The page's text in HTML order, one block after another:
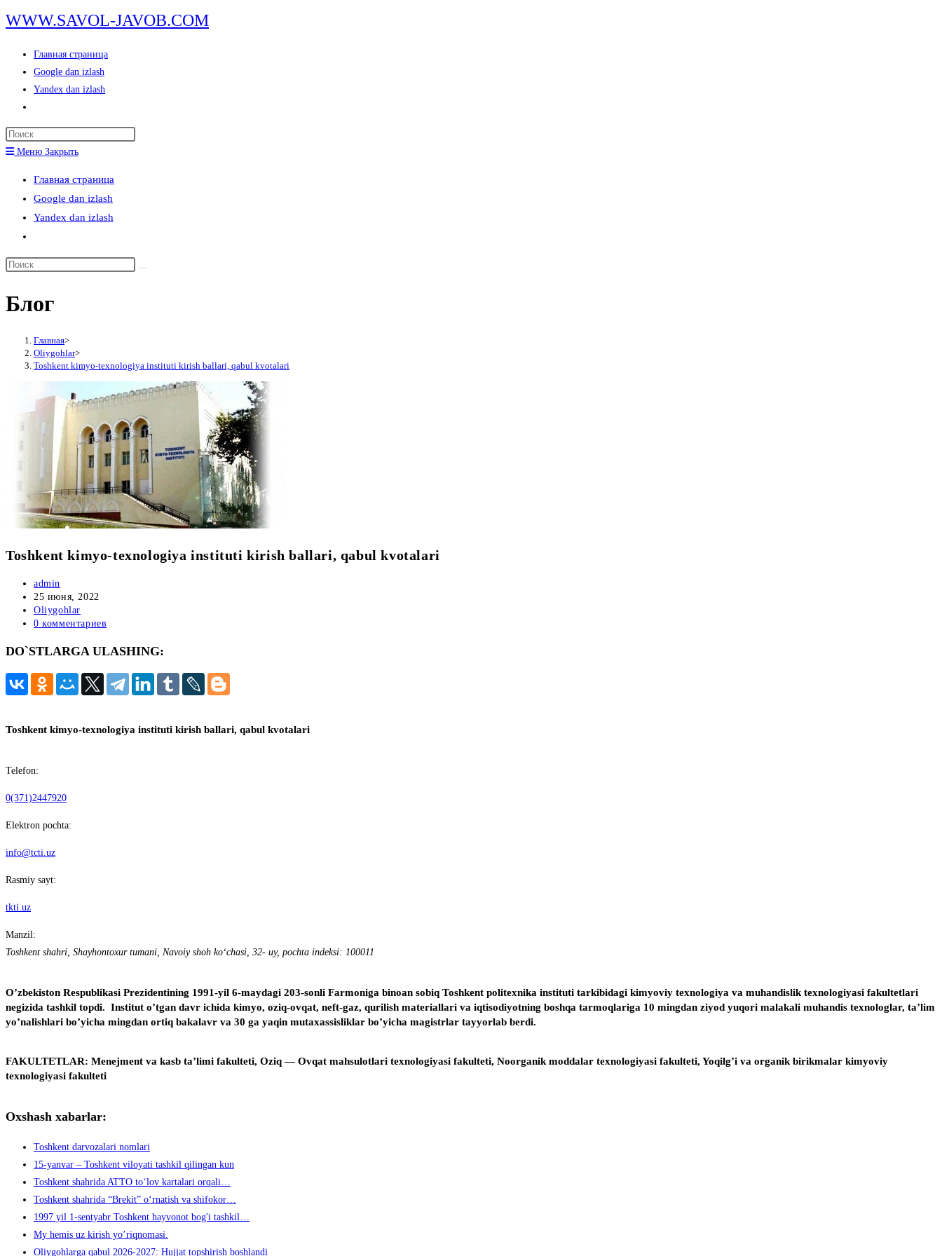
Перейти
к
содержимому
WWW.SAVOL-JAVOB.COM
Главная страница
Google dan izlash
Yandex dan izlash
по
веб-
сайту
Меню Закрыть
Главная страница
Google dan izlash
Yandex dan izlash
по
сайту
Поиск
сайте
Блог
Главная>
Oliygohlar>
Toshkent kimyo-texnologiya instituti kirish ballari, qabul kvotalari
Toshkent kimyo-texnologiya instituti kirish ballari, qabul kvotalari
Автор
записи:
admin
Запись
опубликована:
25 июня, 2022
Рубрика
записи:
Oliygohlar
Комментарии
записи:
0 комментариев
DO`STLARGA ULASHING:
Toshkent kimyo-texnologiya instituti kirish ballari, qabul kvotalari
Telefon:
0(371)2447920
Elektron pochta:
info@tcti.uz
Rasmiy sayt:
tkti.uz
Manzil:
Toshkent shahri, Shayhontoxur tumani, Navoiy shoh ko‘chasi, 32- uy, pochta indeksi: 100011
O’zbekiston Respublikasi Prezidentining 1991-yil 6-maydagi 203-sonli Farmoniga binoan sobiq Toshkent politexnika instituti tarkibidagi kimyoviy texnologiya va muhandislik texnologiyasi fakultetlari
negizida tashkil topdi. Institut o’tgan davr ichida kimyo, oziq-ovqat, neft-gaz, qurilish materiallari va iqtisodiyotning boshqa tarmoqlariga 10 mingdan ziyod yuqori malakali muhandis texnologlar, ta’lim
yo’nalishlari bo’yicha mingdan ortiq bakalavr va 30 ga yaqin mutaxassisliklar bo’yicha magistrlar tayyorlab berdi.
FAKULTETLAR: Menejment va kasb ta’limi fakulteti, Oziq — Ovqat mahsulotlari texnologiyasi fakulteti, Noorganik moddalar texnologiyasi fakulteti, Yoqilg’i va organik birikmalar kimyoviy
texnologiyasi fakulteti
Oxshash xabarlar:
Toshkent darvozalari nomlari
15-yanvar – Toshkent viloyati tashkil qilingan kun
Toshkent shahrida ATTO toʻlov kartalari orqali…
Toshkent shahrida “Brekit” oʻrnatish va shifokor…
1997 yil 1-sentyabr Toshkent hayvonot bog'i tashkil…
My hemis uz kirish yo’riqnomasi.
Oliygohlarga qabul 2026-2027: Hujjat topshirish boshlandi